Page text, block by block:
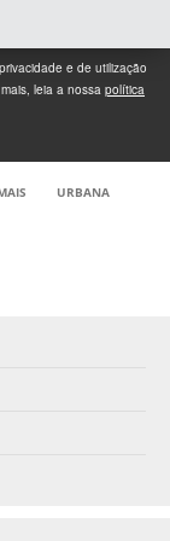
e de utilização
leia a nossa política
URBANA